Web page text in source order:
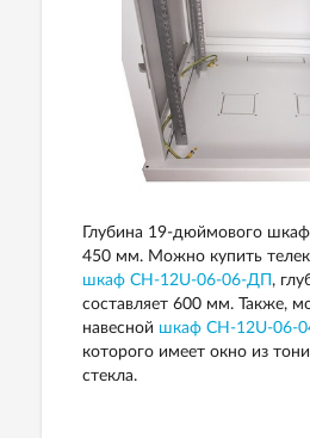
Глубина 19-дюймового
450 мм. Можно купить
шкаф СН-12U-06-06-ДП ,
составляет 600 мм. Также,
навесной шкаф СН-12U-06-
которого имеет окно из
стекла.